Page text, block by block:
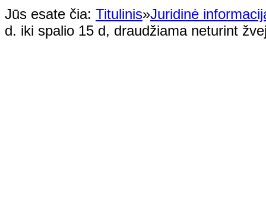
Jūs esate čia: Titulinis»Juridinė
d. iki spalio 15 d, draudžiama neturint